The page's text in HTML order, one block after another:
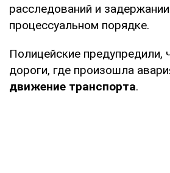
расследований и
процессуальном порядке.
Полицейские предупредили,
дороги, где произошла
движение транспорта.